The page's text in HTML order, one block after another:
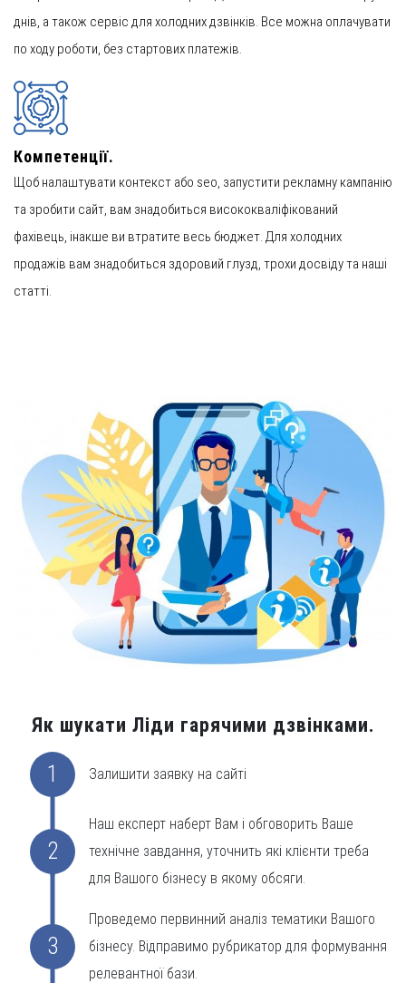
днів, а також сервіс для холодних дзвінків. Все можна оплачувати
по ходу роботи, без стартових платежів.
Компетенції.
Щоб налаштувати контекст або seo, запустити рекламну кампанію
та зробити сайт, вам знадобиться висококваліфікований
фахівець, інакше ви втратите весь бюджет. Для холодних
продажів вам знадобиться здоровий глузд, трохи досвіду та наші
статті.
Як шукати Ліди гарячими дзвінками.
1 Залишити заявку на сайті
2
Наш експерт наберт Вам і обговорить Ваше
технічне завдання, уточнить які клієнти треба
для Вашого бізнесу в якому обсяги.
3
Проведемо первинний аналіз тематики Вашого
бізнесу. Відправимо рубрикатор для формування
релевантної бази.